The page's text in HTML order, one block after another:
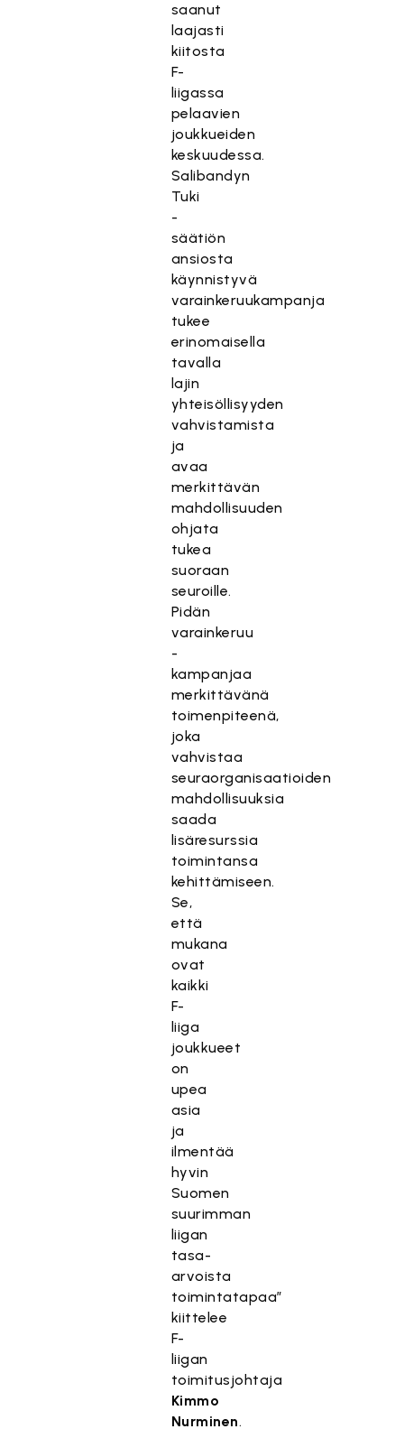
saanut
laajasti
kiitosta
F-
liigassa
pelaavien
joukkueiden
keskuudessa.
Salibandyn
Tuki
-
säätiön
ansiosta
käynnistyvä
varainkeruukampanja
tukee
erinomaisella
tavalla
lajin
yhteisöllisyyden
vahvistamista
ja
avaa
merkittävän
mahdollisuuden
ohjata
tukea
suoraan
seuroille.
Pidän
varainkeruu
-
kampanjaa
merkittävänä
toimenpiteenä,
joka
vahvistaa
seuraorganisaatioiden
mahdollisuuksia
saada
lisäresurssia
toimintansa
kehittämiseen.
Se,
että
mukana
ovat
kaikki
F-
liiga
joukkueet
on
upea
asia
ja
ilmentää
hyvin
Suomen
suurimman
liigan
tasa-
arvoista
toimintatapaa”
kiittelee
F-
liigan
toimitusjohtaja
Kimmo
Nurminen.